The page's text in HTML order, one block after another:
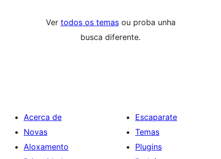
Ver todos os temasou proba unha
busca diferente.
Acerca de
Novas
Aloxamento
Escaparate
Temas
Plugins